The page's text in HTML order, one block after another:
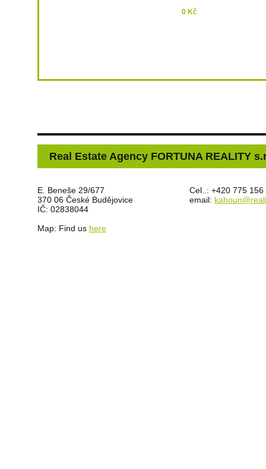
0 Kč
Real Estate Agency FORTUNA REALITY
E. Beneše 29/677
370 06 České Budějovice
IČ: 02838044
Map: Find us here
Cel..: +420 775 156
email: